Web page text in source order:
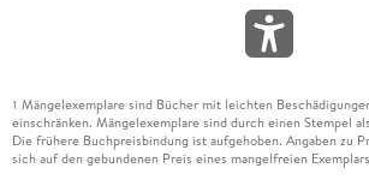
1 Mängelexemplare sind Bücher mit leichten
einschränken. Mängelexemplare sind durch einen Stempel
Die frühere Buchpreisbindung ist aufgehoben. Angaben zu
sich auf den gebundenen Preis eines mangelfreien